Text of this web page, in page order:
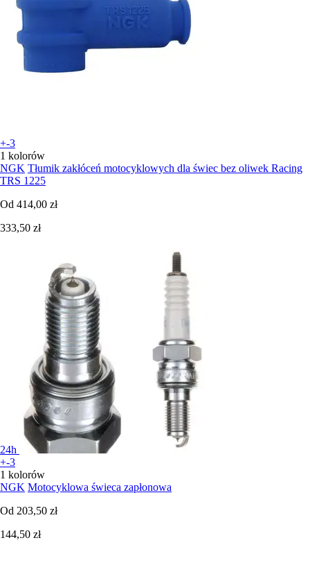
+-3
1 kolorów
NGK Tłumik zakłóceń motocyklowych dla świec bez oliwek Racing
TRS 1225
Od 414,00 zł
333,50 zł
24h
+-3
1 kolorów
NGK Motocyklowa świeca zapłonowa
Od 203,50 zł
144,50 zł